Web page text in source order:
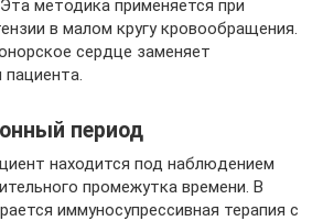
методика применяется при
в малом кругу кровообращения.
сердце заменяет
период
находится под наблюдением
промежутка времени. В
иммуносупрессивная терапия с